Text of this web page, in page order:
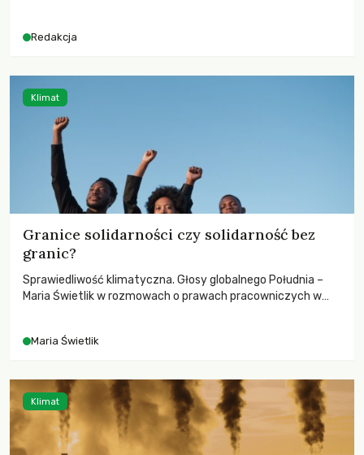
odnotowano największe tąpnięcie ODA w historii. Jakie będą
kryzysami i ubóstwem?
Redakcja
Granice solidarności czy solidarność bez
granic?
Sprawiedliwość klimatyczna. Głosy globalnego Południa –
Maria Świetlik w rozmowach o prawach pracowniczych w
Maria Świetlik
Klimat
Klimat